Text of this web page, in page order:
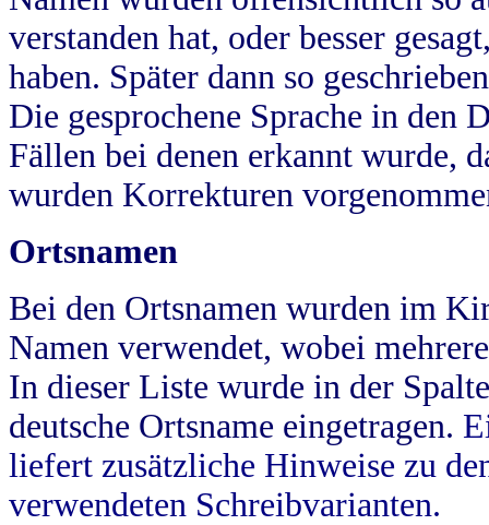
verstanden hat, oder besser
haben. Später dann so
Die gesprochene Sprache in
Fällen bei denen erkannt wurde,
wurden Korrekturen
Ortsnamen
Bei den Ortsnamen wurden im
Namen verwendet, wobei
In dieser Liste wurde in der
deutsche Ortsname eingetragen.
liefert zusätzliche Hinweise zu
verwendeten Schreibvarianten.